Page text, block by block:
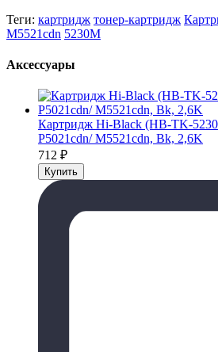
Теги: картридж тонер-картридж
M5521cdn 5230M
Аксессуары
Картридж Hi-Black (HB-TK-
P5021cdn/ M5521cdn, Bk, 2,6K
712 ₽